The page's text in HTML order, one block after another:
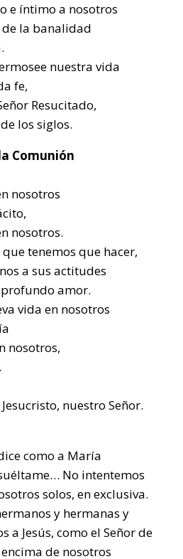
e íntimo a nosotros
de la banalidad
nuestra vida
fe,
Resucitado,
los siglos.
Comunión
nosotros
nosotros.
tenemos que hacer,
a sus actitudes
amor.
vida en nosotros
nosotros,
nuestro Señor.
como a María
No intentemos
solos, en exclusiva.
y hermanas y
a Jesús, como el Señor de
de nosotros